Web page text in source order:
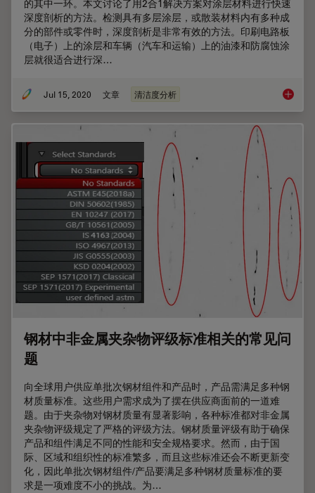
的其中一环。本文讨论了用2合1解决方案对涂层材料进行快速
深度剖析的方法。检测具有多层涂层，或散装材料内有多种成
分的部件或零件时，深度剖析是非常有效的方法。印刷电路板
（电子）上的涂层和车辆（汽车和运输）上的油漆和防腐蚀涂
层就很适合进行深…
Jul 15, 2020 文章 清洁度分析 利用光
钢材中非金属夹杂物评级标准相关的常见问
题
向全球用户供应单批次钢材组件和产品时，产品需满足多种钢
材质量标准。这些用户需求成为了摆在供应商面前的一道难
题。由于夹杂物对钢材质量有显著影响，各种标准都对非金属
夹杂物评级规定了严格的评级方法。钢材质量评级有助于确保
产品和组件满足不同的性能和安全规格要求。然而，由于国
际、区域和组织性的标准繁多，而且这些标准还会不断更新变
化，因此单批次钢材组件/产品要满足多种钢材质量标准的要
求是一项难度不小的挑战。为…